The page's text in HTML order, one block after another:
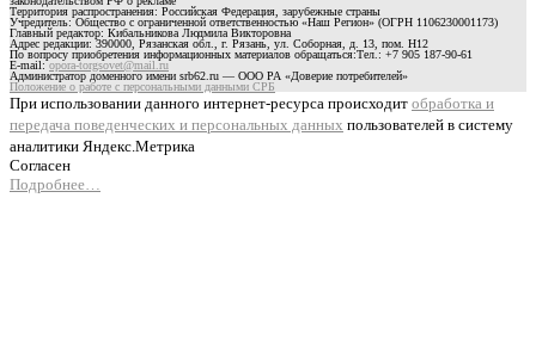
Территория распространения: Российская Федерация, зарубежные страны
Учредитель: Общество с ограниченной ответственностью «Наш Регион» (ОГРН 1106230001173)
Главный редактор: Кибальникова Людмила Викторовна
Адрес редакции: 390000, Рязанская обл., г. Рязань, ул. Соборная, д. 13, пом. Н12
По вопросу приобретения информационных материалов обращаться:Тел.: +7 905 187-90-61
E-mail:opora-torgsovet@mail.ru
Администратор доменного имени srb62.ru — ООО РА «Доверие потребителей»
Положение о работе с персональными данными СРБ
При использовании данного интернет-ресурса происходит обработка и
передача поведенческих и персональных данных пользователей в систему
аналитики Яндекс.Метрика
Согласен
Подробнее…